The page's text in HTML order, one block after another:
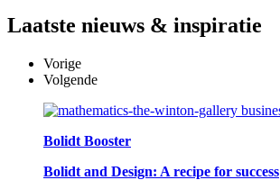
Laatste nieuws & inspiratie
Vorige
Volgende
Bolidt Booster
Bolidt and Design: A recipe for success